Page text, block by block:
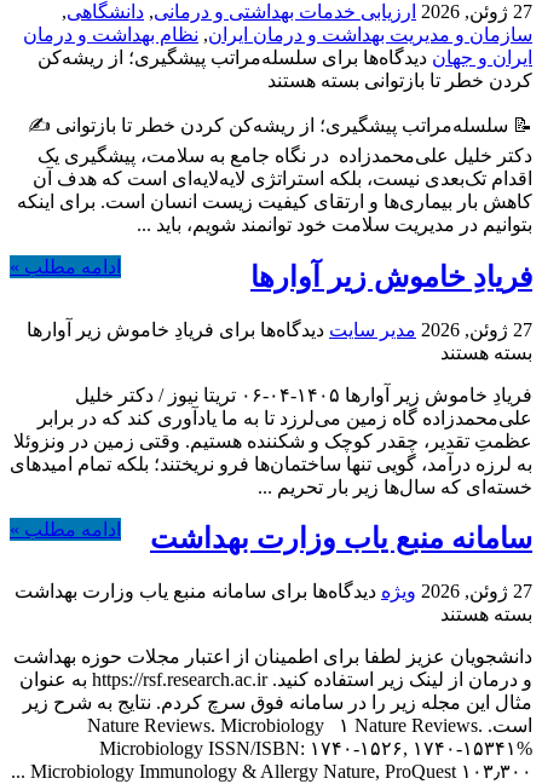
27 ژوئن, 2026 ارزیابی خدمات بهداشتی و درمانی, دانشگاهی,
سازمان و مدیریت بهداشت و درمان ایران, نظام بهداشت و درمان
ایران و جهان دیدگاه‌ها برای سلسله‌مراتب پیشگیری؛ از ریشه‌کن
کردن خطر تا بازتوانی بسته هستند
📝 سلسله‌مراتب پیشگیری؛ از ریشه‌کن کردن خطر تا بازتوانی ✍️
دکتر خلیل علی‌محمدزاده ‌ در نگاه جامع به سلامت، پیشگیری یک
اقدام تک‌بعدی نیست، بلکه استراتژی لایه‌لایه‌ای است که هدف آن
کاهش بار بیماری‌ها و ارتقای کیفیت زیست انسان است. برای اینکه
بتوانیم در مدیریت سلامت خود توانمند شویم، باید ...
ادامه مطلب » فریادِ خاموش زیر آوارها
27 ژوئن, 2026 مدیر سایت دیدگاه‌ها برای فریادِ خاموش زیر آوارها
بسته هستند
فریادِ خاموش زیر آوارها ۱۴۰۵-۰۴-۰۶ تریتا نیوز / دکتر خلیل
علی‌محمدزاده گاه زمین می‌لرزد تا به ما یادآوری کند که در برابر
عظمتِ تقدیر، چقدر کوچک و شکننده هستیم. وقتی زمین در ونزوئلا
به لرزه درآمد، گویی تنها ساختمان‌ها فرو نریختند؛ بلکه تمام امیدهای
خسته‌ای که سال‌ها زیر بار تحریم ...
ادامه مطلب » سامانه منبع یاب وزارت بهداشت
27 ژوئن, 2026 ویژه دیدگاه‌ها برای سامانه منبع یاب وزارت بهداشت
بسته هستند
دانشجویان عزیز لطفا برای اطمینان از اعتبار مجلات حوزه بهداشت
و درمان از لینک زیر استفاده کنید. https://rsf.research.ac.ir به عنوان
مثال این مجله زیر را در سامانه فوق سرچ کردم. نتایج به شرح زیر
است. Nature Reviews. Microbiology ۱ Nature Reviews.
Microbiology ISSN/ISBN: ۱۷۴۰-۱۵۲۶, ۱۷۴۰-۱۵۳۴۱%
Microbiology Immunology & Allergy Nature, ProQuest ۱۰۳٫۳۰۰ ...